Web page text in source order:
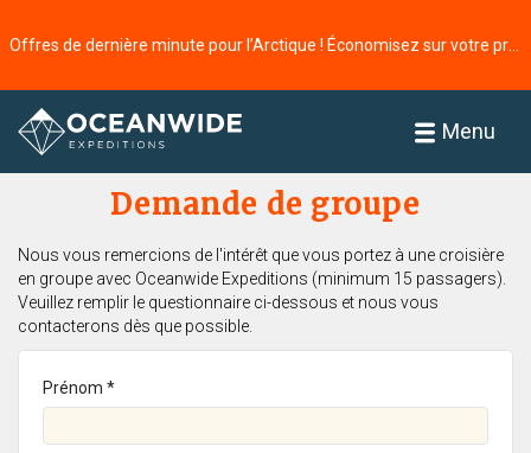
Menu
Accueil
Demande de groupe
Nous vous remercions de l'intérêt que vous portez à une croisière
en groupe avec Oceanwide Expeditions (minimum 15 passagers).
Veuillez remplir le questionnaire ci-dessous et nous vous
contacterons dès que possible.
Prénom *